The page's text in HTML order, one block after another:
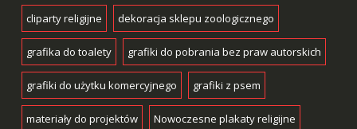
cliparty religijne dekoracja sklepu zoologicznego
grafika do toalety grafiki do pobrania bez praw autorskich
grafiki do użytku komercyjnego grafiki z psem
materiały do projektów Nowoczesne plakaty religijne